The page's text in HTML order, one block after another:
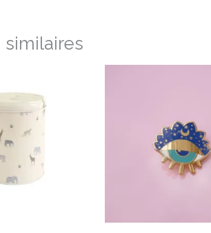
similaires